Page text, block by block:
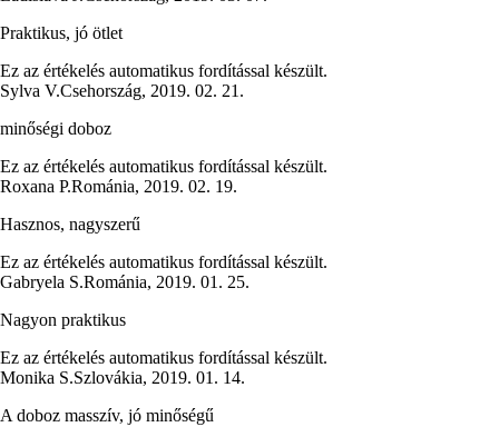
Praktikus, jó ötlet
Ez az értékelés automatikus fordítással készült.
Sylva V.Csehország, 2019. 02. 21.
minőségi doboz
Ez az értékelés automatikus fordítással készült.
Roxana P.Románia, 2019. 02. 19.
Hasznos, nagyszerű
Ez az értékelés automatikus fordítással készült.
Gabryela S.Románia, 2019. 01. 25.
Nagyon praktikus
Ez az értékelés automatikus fordítással készült.
Monika S.Szlovákia, 2019. 01. 14.
A doboz masszív, jó minőségű